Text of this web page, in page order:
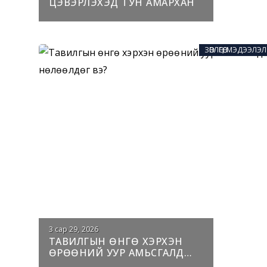
ЗӨВЛӨГӨӨ, МЭДЭЭЛЭЛ
3 сар 29, 2026
ТАВИЛГЫН ӨНГӨ ХЭРХЭН
ӨРӨӨНИЙ УУР АМЬСГАЛД